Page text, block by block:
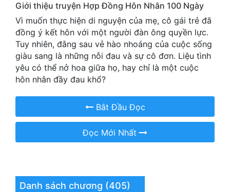
Dã Sử
Dị Giới
Dị Năng
Gia Đấu
Huyền Ảo
Giới thiệu truyện Hợp Đồng Hôn Nhân 100 Ngày
Vì muốn thực hiện di nguyện của mẹ, cô gái trẻ đã
đồng ý kết hôn với một người đàn ông quyền lực.
Tuy nhiên, đằng sau vẻ hào nhoáng của cuộc sống
giàu sang là những nỗi đau và sự cô đơn. Liệu tình
yêu có thể nở hoa giữa họ, hay chỉ là một cuộc
hôn nhân đầy đau khổ?
Bắt Đầu Đọc
Đọc Mới Nhất
Danh sách chương (405)